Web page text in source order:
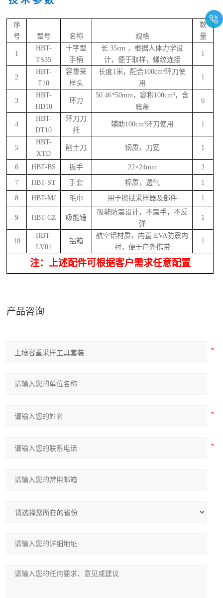
序
号
型号 名称 规格
数
量
1
HBT-
TS35
十字型
手柄
长 35cm ，根据人体力学设
计，便于取样，螺纹连接
1
2
HBT-
T10
容重采
样头
长度1米，配合100cm³环刀使
用
1
3
HBT-
HD10
环刀
50.46*50mm，容积100cm³，含
底盖
6
4
HBT-
DT10
环刀刀
托
辅助100cm³环刀使用 1
5
HBT-
XTD
削土刀 钢质，刀宽 1
6 HBT-BS 扳手 22×24mm 2
7 HBT-ST 手套 棉质，透气 1
8 HBT-MJ 毛巾 用于擦拭采样器及部件 1
9 HBT-CZ 吸能锤
吸能防震设计，不震手，不反
弹
1
10
HBT-
LV01
铝箱
航空铝材质，内置 EVA防震内
衬，便于户外携带
1
注：上述配件可根据客户需求任意配置
产品咨询